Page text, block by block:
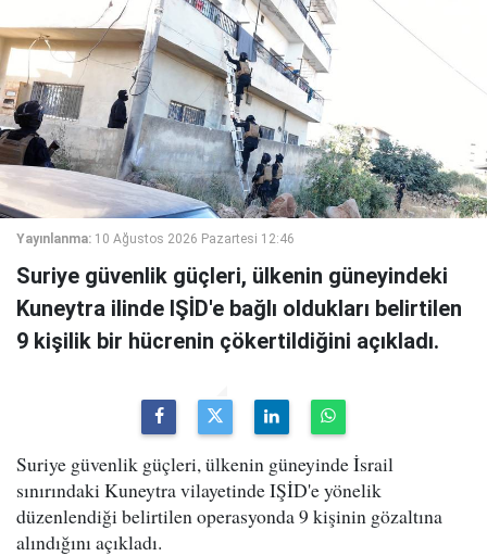
Yayınlanma: 10 Ağustos 2026 Pazartesi 12:46
Suriye güvenlik güçleri, ülkenin güneyindeki
Kuneytra ilinde IŞİD'e bağlı oldukları belirtilen
9 kişilik bir hücrenin çökertildiğini açıkladı.
Suriye güvenlik güçleri, ülkenin güneyinde İsrail
sınırındaki Kuneytra vilayetinde IŞİD'e yönelik
düzenlendiği belirtilen operasyonda 9 kişinin gözaltına
alındığını açıkladı.